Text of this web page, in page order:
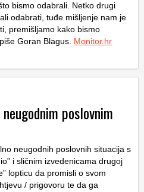
bismo odabrali. Netko drugi
odabrati, tuđe mišljenje nam je
premišljamo kako bismo
Goran Blagus. Monitor.hr
poslovnim
neugodnih poslovnih situacija s
i sličnim izvedenicama drugoj
lopticu da promisli o svom
/ prigovoru te da ga